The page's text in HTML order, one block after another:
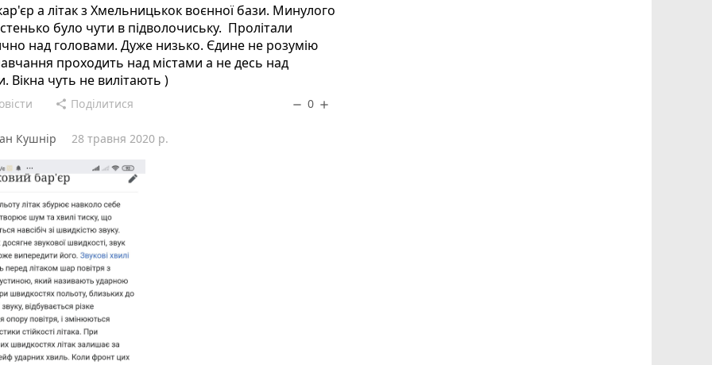
а літак з Хмельницькок воєнної бази. Минулого
було чути в підволочиську. Пролітали
над головами. Дуже низько. Єдине не розумію
проходить над містами а не десь над
Вікна чуть не вилітають )
share Поділитися remove 0 add
Кушнір 28 травня 2020 р.